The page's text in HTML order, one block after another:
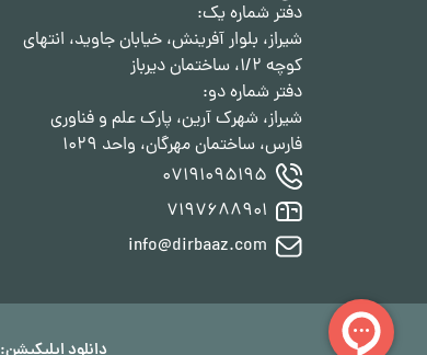
دفتر شماره یک:
شیراز، بلوار آفرینش، خیابان جاوید، انتهای
کوچه 1/2، ساختمان دیرباز
دفتر شماره دو:
شیراز، شهرک آرین، پارک علم و فناوری
فارس، ساختمان مهرگان، واحد 1029
07191095195
7197688901
info@dirbaaz.com
دانلود اپلیکیشن: